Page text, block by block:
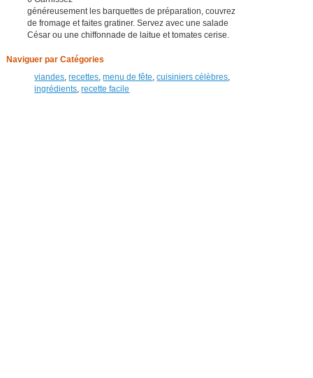
généreusement les barquettes de préparation, couvrez
de fromage et faites gratiner. Servez avec une salade
César ou une chiffonnade de laitue et tomates cerise.
Naviguer par Catégories
viandes,recettes,menu de fête,cuisiniers célèbres,
ingrédients,recette facile